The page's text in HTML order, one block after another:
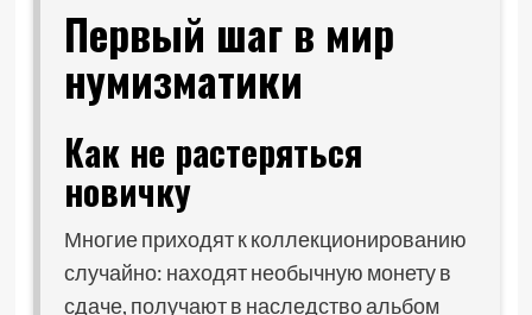
Первый шаг в мир
нумизматики
Как не растеряться
новичку
Многие приходят к коллекционированию
случайно: находят необычную монету в
сдаче, получают в наследство альбом